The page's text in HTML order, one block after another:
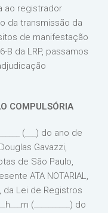
ao registrador
da transmissão da
de manifestação
B da LRP, passamos
COMPULSÓRIA
(___) do ano de
Gavazzi,
de São Paulo,
ATA NOTARIAL,
da Lei de Registros
(__________) do